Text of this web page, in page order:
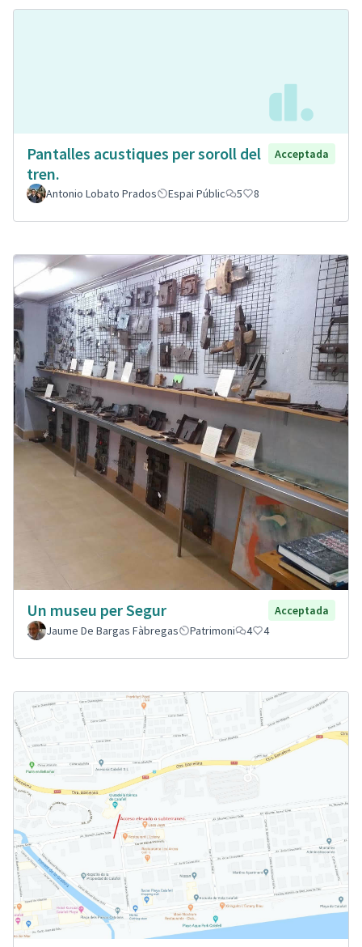
Pantalles acustiques per soroll del
tren.
Acceptada
Antonio Lobato Prados Espai Públic 5 8
Un museu per Segur
Acceptada
Jaume De Bargas Fàbregas
Patrimoni 4 4